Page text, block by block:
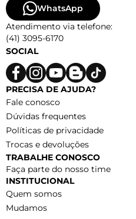
WhatsApp
Atendimento via telefone:
(41) 3095-6170
SOCIAL
PRECISA DE AJUDA?
Fale conosco
Dúvidas frequentes
Políticas de privacidade
Trocas e devoluções
TRABALHE CONOSCO
Faça parte do nosso time
INSTITUCIONAL
Quem somos
Mudamos